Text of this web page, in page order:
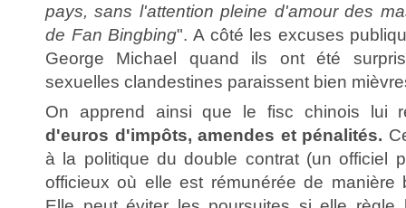
pays, sans l'attention pleine d'amour des
de Fan Bingbing". A côté les excuses
George Michael quand ils ont été
sexuelles clandestines paraissent bien
On apprend ainsi que le fisc chinois lui
d'euros d'impôts, amendes et pénalités.
à la politique du double contrat (un officiel
officieux où elle est rémunérée de manière